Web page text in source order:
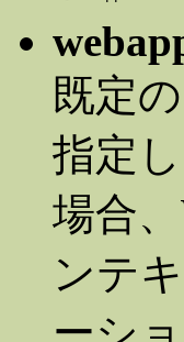
既定
指定
場合
ンテ